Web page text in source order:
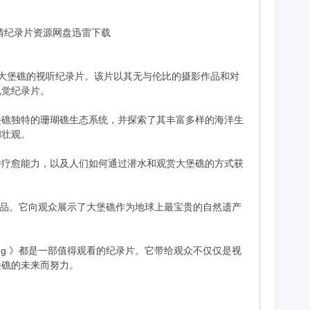
录片资源网盘迅雷下载
礁的视听纪录片。该片以其无与伦比的摄影作品和对
纪录片。
独特的珊瑚礁生态系统，并探索了其丰富多样的海洋生
观。
愈能力，以及人们如何通过潜水和观赏大堡礁的方式获
。它向观众展示了大堡礁作为地球上最宝贵的自然遗产
》都是一部值得观看的纪录片。它带给观众不仅仅是视
的未来而努力。